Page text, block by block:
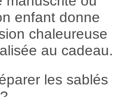
enfant donne
chaleureuse
au cadeau.
les sablés